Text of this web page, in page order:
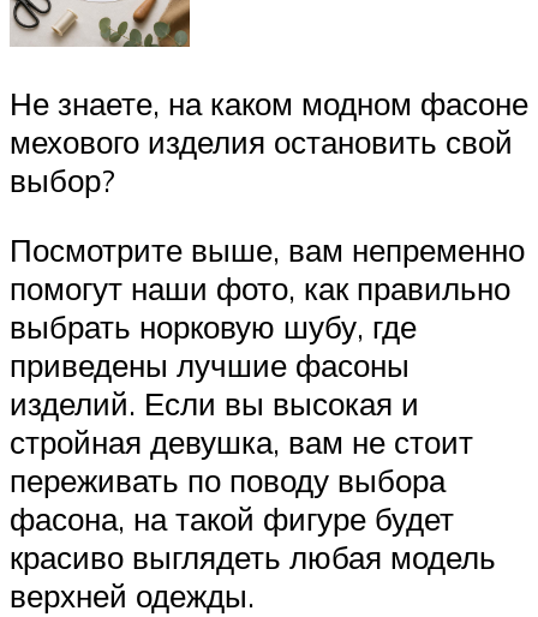
Не знаете, на каком модном фасоне
мехового изделия остановить свой
выбор?
Посмотрите выше, вам непременно
помогут наши фото, как правильно
выбрать норковую шубу, где
приведены лучшие фасоны
изделий. Если вы высокая и
стройная девушка, вам не стоит
переживать по поводу выбора
фасона, на такой фигуре будет
красиво выглядеть любая модель
верхней одежды.